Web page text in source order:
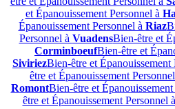
et Épanouissement Personnel à
Épanouissement Personnel à Riaz
Personnel à VuadensBien-être et
CorminboeufBien-être et
SiviriezBien-être et Épanouissement
être et Épanouissement
RomontBien-être et Épanouissement
être et Épanouissement Personnel à